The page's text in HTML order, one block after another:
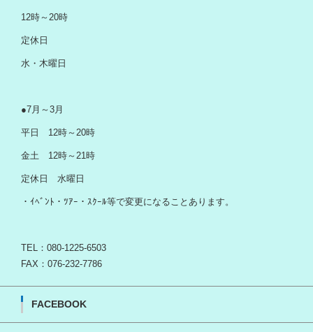
12時～20時
定休日
水・木曜日
●7月～3月
平日 12時～20時
金土 12時～21時
定休日 水曜日
・ｲﾍﾞﾝﾄ・ﾂｱｰ・ｽｸｰﾙ等で変更になることあります。
TEL：080-1225-6503
FAX：076-232-7786
FACEBOOK